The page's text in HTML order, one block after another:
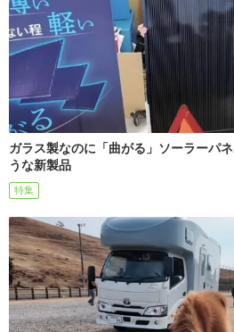
ガラス製なのに「曲がる」ソーラーパ
うな新製品
特集